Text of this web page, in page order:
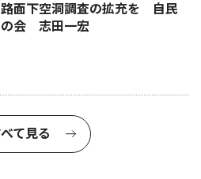
面下空洞調査の拡充を 自民
の会 志田一宏
て見る